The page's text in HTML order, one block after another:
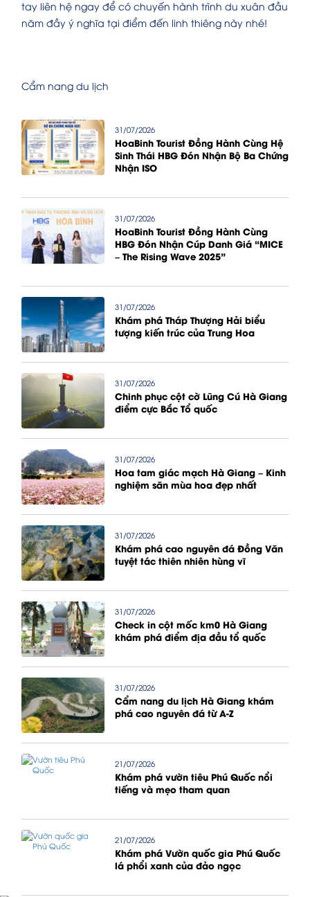
tay liên hệ ngay để có chuyến hành trình du xuân đầu
năm đầy ý nghĩa tại điểm đến linh thiêng này nhé!
Cẩm nang du lịch
31/07/2026
HoaBinh Tourist Đồng Hành Cùng Hệ
Sinh Thái HBG Đón Nhận Bộ Ba Chứng
Nhận ISO
31/07/2026
HoaBinh Tourist Đồng Hành Cùng
HBG Đón Nhận Cúp Danh Giá “MICE
– The Rising Wave 2025”
31/07/2026
Khám phá Tháp Thượng Hải biểu
tượng kiến trúc của Trung Hoa
31/07/2026
Chinh phục cột cờ Lũng Cú Hà Giang
điểm cực Bắc Tổ quốc
31/07/2026
Hoa tam giác mạch Hà Giang – Kinh
nghiệm săn mùa hoa đẹp nhất
31/07/2026
Khám phá cao nguyên đá Đồng Văn
tuyệt tác thiên nhiên hùng vĩ
31/07/2026
Check in cột mốc km0 Hà Giang
khám phá điểm địa đầu tổ quốc
31/07/2026
Cẩm nang du lịch Hà Giang khám
phá cao nguyên đá từ A-Z
21/07/2026
Khám phá vườn tiêu Phú Quốc nổi
tiếng và mẹo tham quan
21/07/2026
Khám phá Vườn quốc gia Phú Quốc
lá phổi xanh của đảo ngọc